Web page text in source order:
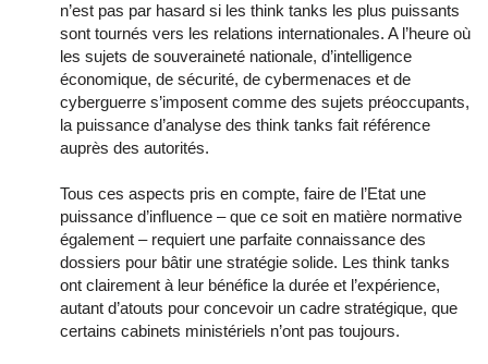
n’est pas par hasard si les think tanks les plus puissants
sont tournés vers les relations internationales. A l’heure où
les sujets de souveraineté nationale, d’intelligence
économique, de sécurité, de cybermenaces et de
cyberguerre s’imposent comme des sujets préoccupants,
la puissance d’analyse des think tanks fait référence
auprès des autorités.
Tous ces aspects pris en compte, faire de l’Etat une
puissance d’influence – que ce soit en matière normative
également – requiert une parfaite connaissance des
dossiers pour bâtir une stratégie solide. Les think tanks
ont clairement à leur bénéfice la durée et l’expérience,
autant d’atouts pour concevoir un cadre stratégique, que
certains cabinets ministériels n’ont pas toujours.